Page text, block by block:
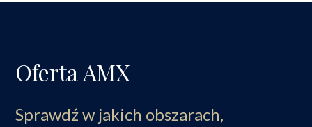
Oferta AMX
Sprawdź w jakich obszarach,